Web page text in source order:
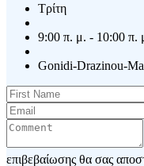
Τρίτη
9:00 π. μ. - 10:00 π.
Gonidi-Drazinou-
επιβεβαίωσης θα σας